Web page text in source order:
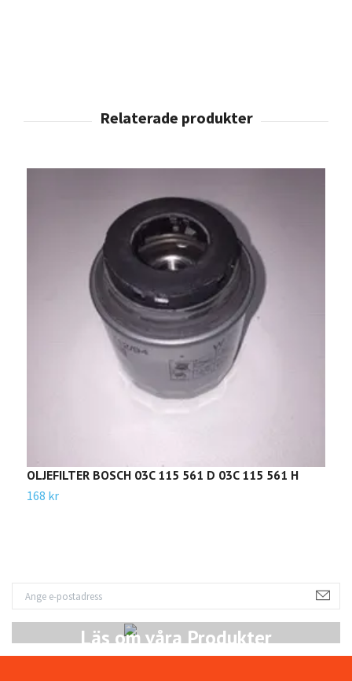
Läs om våra Produkter
OLJEFILTER BOSCH 03C 115 561 D 03C 115 561 H
168 kr